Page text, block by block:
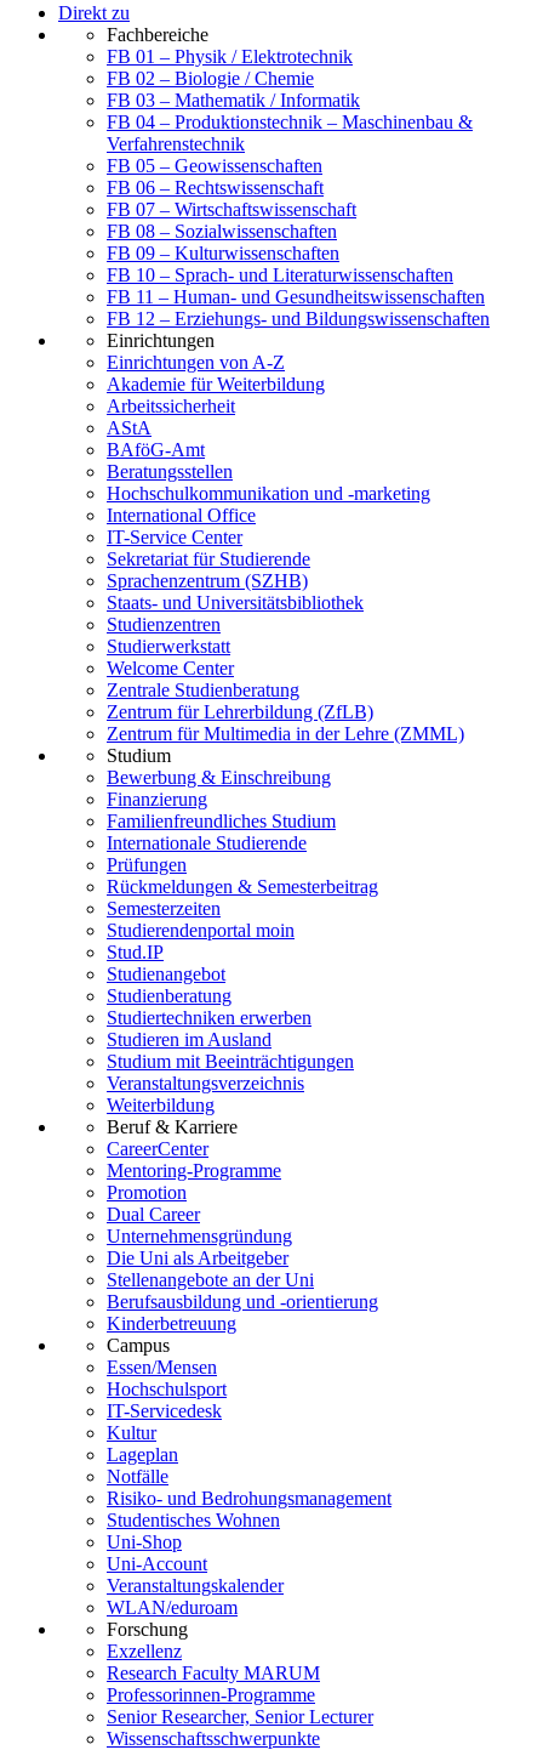
Direkt zu
Fachbereiche
FB 01 – Physik / Elektrotechnik
FB 02 – Biologie / Chemie
FB 03 – Mathematik / Informatik
FB 04 – Produktionstechnik – Maschinenbau &
Verfahrenstechnik
FB 05 – Geowissenschaften
FB 06 – Rechtswissenschaft
FB 07 – Wirtschaftswissenschaft
FB 08 – Sozialwissenschaften
FB 09 – Kulturwissenschaften
FB 10 – Sprach- und Literaturwissenschaften
FB 11 – Human- und Gesundheitswissenschaften
FB 12 – Erziehungs- und Bildungswissenschaften
Einrichtungen
Einrichtungen von A-Z
Akademie für Weiterbildung
Arbeitssicherheit
AStA
BAföG-Amt
Beratungsstellen
Hochschulkommunikation und -marketing
International Office
IT-Service Center
Sekretariat für Studierende
Sprachenzentrum (SZHB)
Staats- und Universitätsbibliothek
Studienzentren
Studierwerkstatt
Welcome Center
Zentrale Studienberatung
Zentrum für Lehrerbildung (ZfLB)
Zentrum für Multimedia in der Lehre (ZMML)
Studium
Bewerbung & Einschreibung
Finanzierung
Familienfreundliches Studium
Internationale Studierende
Prüfungen
Rückmeldungen & Semesterbeitrag
Semesterzeiten
Studierendenportal moin
Stud.IP
Studienangebot
Studienberatung
Studiertechniken erwerben
Studieren im Ausland
Studium mit Beeinträchtigungen
Veranstaltungsverzeichnis
Weiterbildung
Beruf & Karriere
CareerCenter
Mentoring-Programme
Promotion
Dual Career
Unternehmensgründung
Die Uni als Arbeitgeber
Stellenangebote an der Uni
Berufsausbildung und -orientierung
Kinderbetreuung
Campus
Essen/Mensen
Hochschulsport
IT-Servicedesk
Kultur
Lageplan
Notfälle
Risiko- und Bedrohungsmanagement
Studentisches Wohnen
Uni-Shop
Uni-Account
Veranstaltungskalender
WLAN/eduroam
Forschung
Exzellenz
Research Faculty MARUM
Professorinnen-Programme
Senior Researcher, Senior Lecturer
Wissenschaftsschwerpunkte